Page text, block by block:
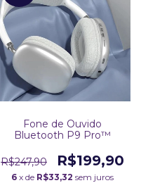
Fone de Ouvido
Bluetooth P9 Pro™
R$247,90 R$199,90
6 x de R$33,32 sem juros